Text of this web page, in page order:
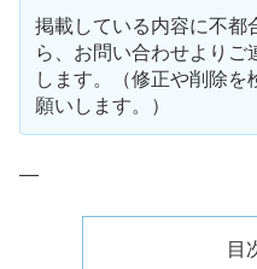
掲載している内容に不都
ら、お問い合わせよりご
します。（修正や削除を
願いします。）
—
目